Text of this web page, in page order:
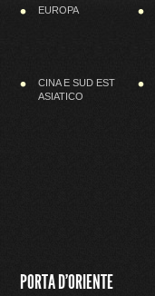
EUROPA
CINA E SUD EST
ASIATICO
PORTA D'ORIENTE